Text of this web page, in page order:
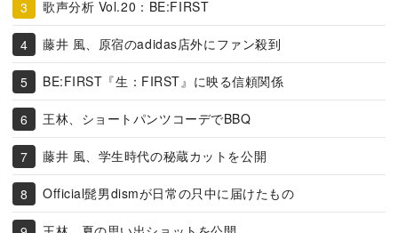
歌声分析 Vol.20：BE:FIRST
藤井 風、原宿のadidas店外にファン殺到
BE:FIRST『生：FIRST』に映る信頼関係
王林、ショートパンツコーデでBBQ
藤井 風、学生時代の秘蔵カットを公開
Official髭男dismが日常の只中に届けたもの